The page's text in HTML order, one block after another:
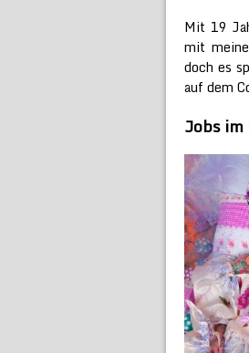
Mit 19
mit
doch es
auf dem
Jobs